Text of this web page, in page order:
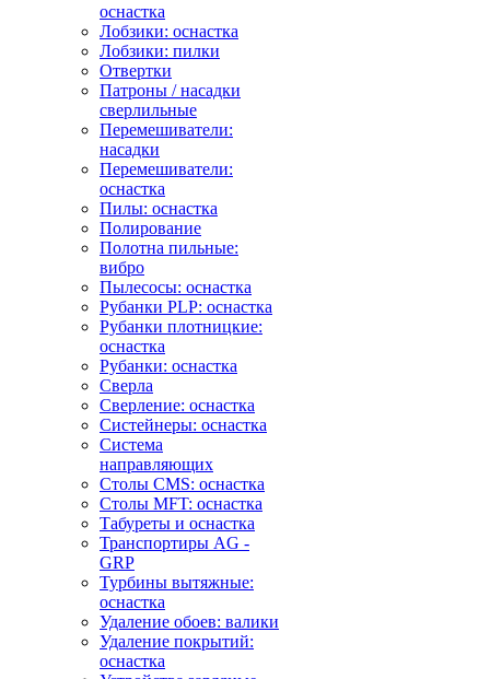
оснастка
Лобзики: оснастка
Лобзики: пилки
Отвертки
Патроны / насадки
сверлильные
Перемешиватели:
насадки
Перемешиватели:
оснастка
Пилы: оснастка
Полирование
Полотна пильные:
вибро
Пылесосы: оснастка
Рубанки PLP: оснастка
Рубанки плотницкие:
оснастка
Рубанки: оснастка
Сверла
Сверление: оснастка
Систейнеры: оснастка
Система
направляющих
Столы CMS: оснастка
Столы MFT: оснастка
Табуреты и оснастка
Транспортиры AG -
GRP
Турбины вытяжные:
оснастка
Удаление обоев: валики
Удаление покрытий:
оснастка